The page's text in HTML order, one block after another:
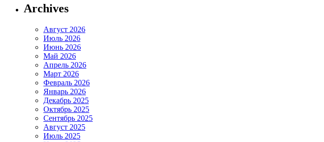
Archives
Август 2026
Июль 2026
Июнь 2026
Май 2026
Апрель 2026
Март 2026
Февраль 2026
Январь 2026
Декабрь 2025
Октябрь 2025
Сентябрь 2025
Август 2025
Июль 2025